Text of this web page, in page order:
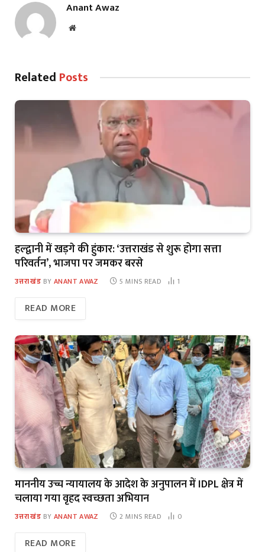
Anant Awaz
Website
Related Posts
हल्द्वानी में खड़गे की हुंकार: ‘उत्तराखंड से शुरू होगा सत्ता
परिवर्तन’, भाजपा पर जमकर बरसे
उत्तराखंड BY ANANT AWAZ 5 MINS READ 1
READ MORE
माननीय उच्च न्यायालय के आदेश के अनुपालन में IDPL क्षेत्र में
चलाया गया वृहद स्वच्छता अभियान
उत्तराखंड BY ANANT AWAZ 2 MINS READ 0
READ MORE